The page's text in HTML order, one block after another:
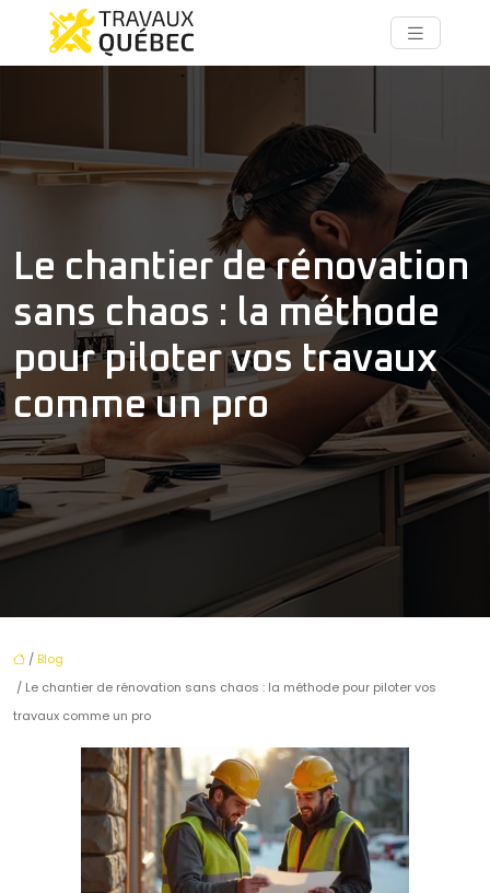
Le chantier de rénovation
sans chaos : la méthode
pour piloter vos travaux
comme un pro
/ Blog
/ Le chantier de rénovation sans chaos : la méthode pour piloter vos
travaux comme un pro